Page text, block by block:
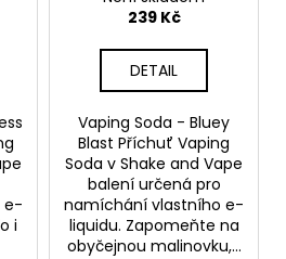
e-
i
239 Kč
DETAIL
Vaping Soda - Bluey
Blast Příchuť Vaping
Soda v Shake and Vape
balení určená pro
namíchání vlastního e-
liquidu. Zapomeňte na
obyčejnou malinovku,...